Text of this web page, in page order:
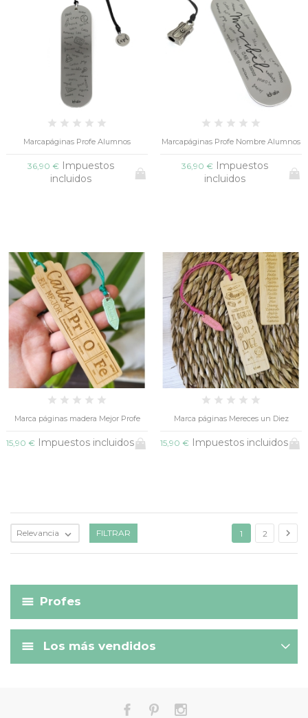
Profes
Los más vendidos
Marcapáginas Profe Alumnos
36,90 € Impuestos
incluidos
Marcapáginas Profe Nombre Alumnos
36,90 € Impuestos
incluidos
Marca páginas madera Mejor Profe
15,90 € Impuestos incluidos
Marca páginas Mereces un Diez
15,90 € Impuestos incluidos
Relevancia  FILTRAR 1 2 